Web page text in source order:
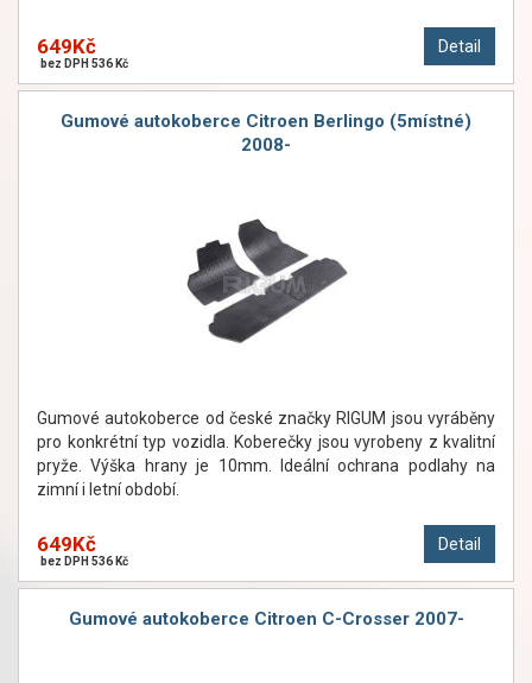
Detail
649Kč
bez DPH 536 Kč
Gumové autokoberce Citroen Berlingo (5místné)
2008-
Gumové autokoberce od české značky RIGUM jsou vyráběny
pro konkrétní typ vozidla. Koberečky jsou vyrobeny z kvalitní
pryže. Výška hrany je 10mm. Ideální ochrana podlahy na
zimní i letní období.
Detail
649Kč
bez DPH 536 Kč
Gumové autokoberce Citroen C-Crosser 2007-